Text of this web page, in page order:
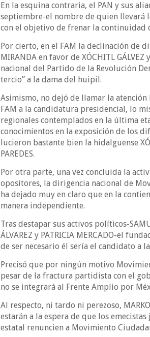
En la esquina contraria, el PAN y sus
septiembre-el nombre de quien llevará
con el objetivo de frenar la continuidad
Por cierto, en el FAM la declinación de
MIRANDA en favor de XÓCHITL
nacional del Partido de la Revolución
tercio” a la dama del huipil.
Asimismo, no dejó de llamar la
FAM a la candidatura presidencial, lo
regionales contemplados en la última
conocimientos en la exposición de los
lucieron bastante bien la hidalguense
PAREDES.
Por otra parte, una vez concluida la
opositores, la dirigencia nacional de
ha dejado muy en claro que en la
manera independiente.
Tras destapar sus activos políticos-
ÁLVAREZ y PATRICIA MERCADO-el
de ser necesario él sería el candidato a
Precisó que por ningún motivo
pesar de la fractura partidista con el
no se integrará al Frente Amplio por
Al respecto, ni tardo ni perezoso,
estarán a la espera de que los
estatal renuncien a Movimiento